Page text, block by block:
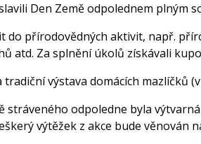
Den Země odpolednem plným
do přírodovědných aktivit, např.
atd. Za splnění úkolů získávali
výstava domácích mazlíčků
stráveného odpoledne byla
výtěžek z akce bude věnován